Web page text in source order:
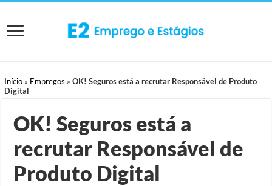
Início » Empregos »OK! Seguros está a recrutar Responsável de Produto
Digital
OK! Seguros está a
recrutar Responsável de
Produto Digital